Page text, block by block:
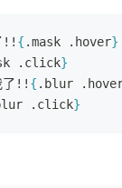
!! { .mask .hover}
.click}
了!! { .blur
.click}